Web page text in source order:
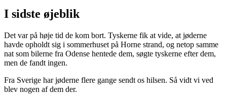
I sidste øjeblik
Det var på høje tid de kom bort. Tyskerne fik at vide, at jøderne
havde opholdt sig i sommerhuset på Horne strand, og netop samme
nat som bilerne fra Odense hentede dem, søgte tyskerne efter dem,
men de fandt ingen.
Fra Sverige har jøderne flere gange sendt os hilsen. Så vidt vi ved
blev nogen af dem der.